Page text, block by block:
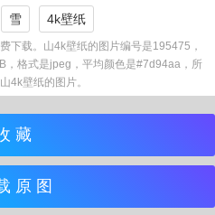
雪 4k壁纸
下载。山4k壁纸的图片编号是195475，
，格式是jpeg，平均颜色是#7d94aa，所
4k壁纸的图片。
藏
原 图